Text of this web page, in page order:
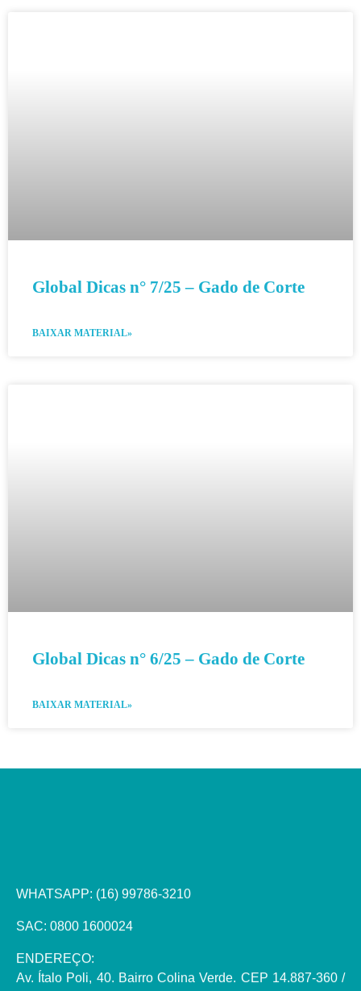
Global Dicas n° 7/25 – Gado de Corte
BAIXAR MATERIAL»
Global Dicas n° 6/25 – Gado de Corte
BAIXAR MATERIAL»
WHATSAPP: (16) 99786-3210
SAC: 0800 1600024
ENDEREÇO:
Av. Ítalo Poli, 40. Bairro Colina Verde. CEP 14.887-360 /